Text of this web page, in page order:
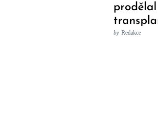
prodělal
věku 99
by Redakce